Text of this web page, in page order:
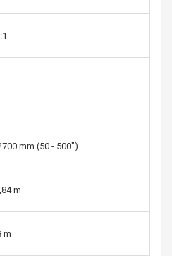
mm (50 - 500")
m
m